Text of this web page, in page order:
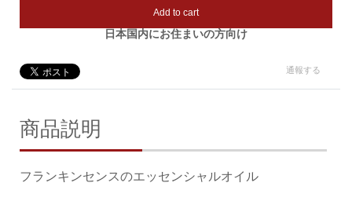
Add to cart
日本国内にお住まいの方向け
通報する
商品説明
フランキンセンスのエッセンシャルオイル